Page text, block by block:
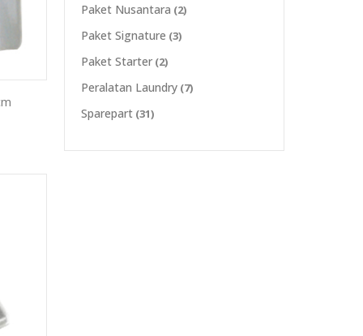
Paket Nusantara (2)
Paket Signature (3)
Paket Starter (2)
Peralatan Laundry (7)
Sparepart (31)